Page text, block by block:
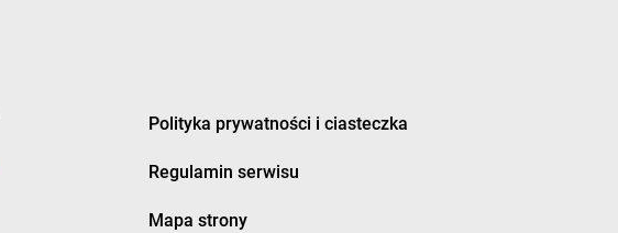
Polityka prywatności i ciasteczka
Regulamin serwisu
Mapa strony